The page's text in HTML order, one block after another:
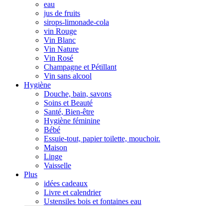
eau
jus de fruits
sirops-limonade-cola
vin Rouge
Vin Blanc
Vin Nature
Vin Rosé
Champagne et Pétillant
Vin sans alcool
Hygiène
Douche, bain, savons
Soins et Beauté
Santé, Bien-être
Hygiène féminine
Bébé
Essuie-tout, papier toilette, mouchoir.
Maison
Linge
Vaisselle
Plus
idées cadeaux
Livre et calendrier
Ustensiles bois et fontaines eau